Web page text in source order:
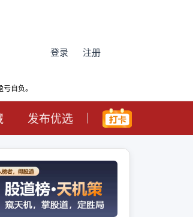
登录 注册
自负。
发布优选